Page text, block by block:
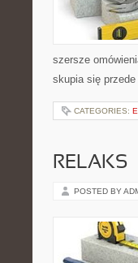
szersze
skupia się
CATEGORIES:
RELAKS
POSTED BY